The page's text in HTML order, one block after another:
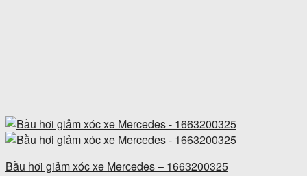
Bầu hơi giảm xóc xe Mercedes – 1663200325